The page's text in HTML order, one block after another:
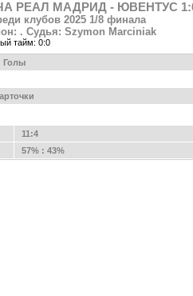
РЕАЛ МАДРИД - ЮВЕНТУС
клубов 2025 1/8 финала
. Судья: Szymon Marciniak
тайм: 0:0
Голы
11:4
57% : 43%